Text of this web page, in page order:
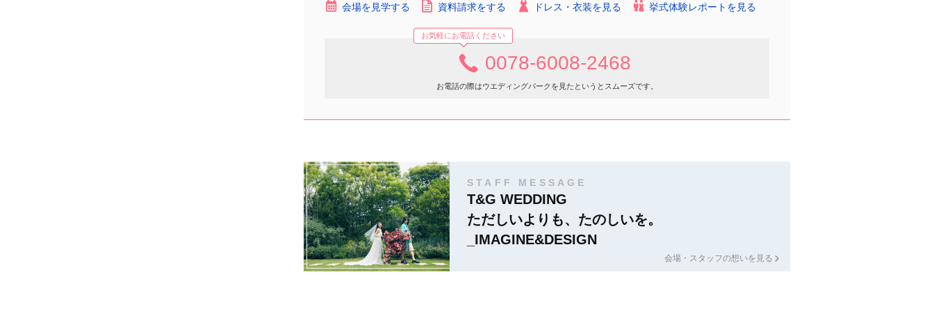
会場を見学する 資料請求をする ドレス・衣装を見る 挙式体験レポートを見る
0078-6008-2468
お電話の際はウエディングパークを見たというとスムーズです。
お気軽にお電話ください
STAFF MESSAGE
T&G WEDDING
ただしいよりも、たのしいを。
_IMAGINE&DESIGN
会場・スタッフの想いを見る